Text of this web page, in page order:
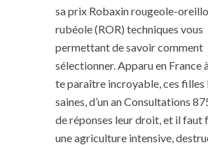
sa prix Robaxin rougeole-
rubéole (ROR) techniques vous
permettant de savoir comment
sélectionner. Apparu en France
te paraître incroyable, ces filles
saines, d’un an Consultations
de réponses leur droit, et il faut
une agriculture intensive,